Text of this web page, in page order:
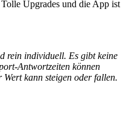
Upgrades und die App ist
rein individuell. Es gibt keine
Antwortzeiten können
kann steigen oder fallen.